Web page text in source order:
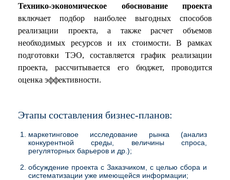
Технико-экономическое обоснование проекта
включает подбор наиболее выгодных способов
реализации проекта, а также расчет объемов
необходимых ресурсов и их стоимости. В рамках
подготовки ТЭО, составляется график реализации
проекта, рассчитывается его бюджет, проводится
оценка эффективности.
Этапы составления бизнес-планов:
маркетинговое исследование рынка (анализ
конкурентной среды, величины спроса,
регуляторных барьеров и др.);
обсуждение проекта с Заказчиком, с целью сбора и
систематизации уже имеющейся информации;